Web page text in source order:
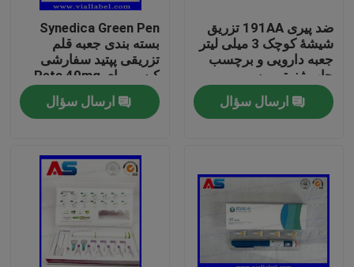
محصولات
درباره ما
ضد پیری 191AA تزریق
شیشۀ کوچک 3 میلی لیتر
جعبه دارویی و برچسب
چاپ ژنوتروپن
ارسال سؤال
Synedica Green Pen
بسته بندی جعبه قلم
تزریقی پپتید سفارشی
کیس برای Reta 40mg
قلم تزریقی پپتید
Synedica Penارسال سؤال